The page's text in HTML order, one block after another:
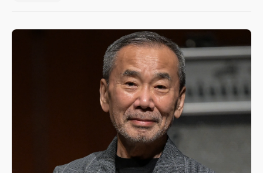
暑假過三周才推「E宿新北打卡趣」！抽獎程序複雜 觀
中信慈善基金會想增加董事人數！辜仲諒向法院聲請遭
故宮《龍藏經》特展第2檔！今線上預約開賣一度塞車
周六起展出延長至晚上7時
台東農業處長涉圖利渡假村！東檢抗告成功 今重開羈